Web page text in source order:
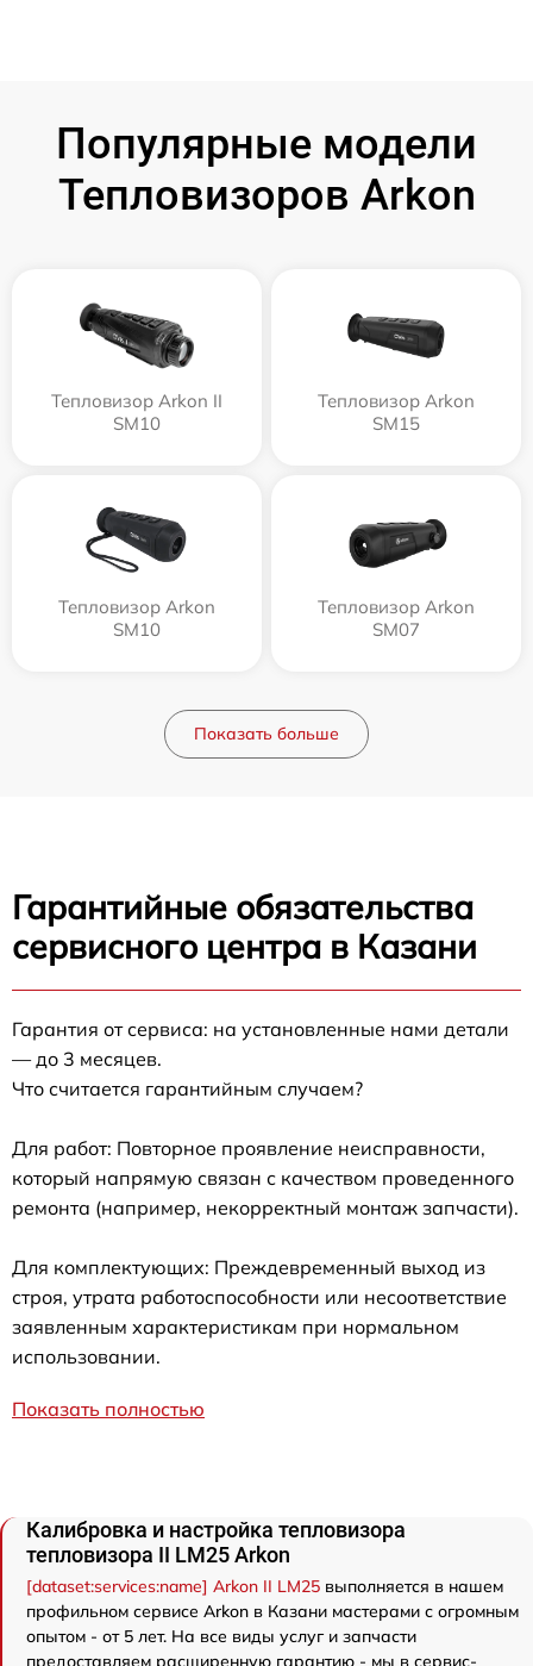
Популярные модели
Тепловизоров Arkon
Тепловизор Arkon II
SM10
Тепловизор Arkon
SM15
Тепловизор Arkon
SM10
Тепловизор Arkon
SM07
Показать больше
Гарантийные обязательства
сервисного центра в Казани
Гарантия от сервиса: на установленные нами детали
— до 3 месяцев.
Что считается гарантийным случаем?
Для работ: Повторное проявление неисправности,
который напрямую связан с качеством проведенного
ремонта (например, некорректный монтаж запчасти).
Для комплектующих: Преждевременный выход из
строя, утрата работоспособности или несоответствие
заявленным характеристикам при нормальном
использовании.
Показать полностью
Калибровка и настройка тепловизора
тепловизора II LM25 Arkon
[dataset:services:name] Arkon II LM25 выполняется в нашем
профильном сервисе Arkon в Казани мастерами с огромным
опытом - от 5 лет. На все виды услуг и запчасти
предоставляем расширенную гарантию - мы в сервис-